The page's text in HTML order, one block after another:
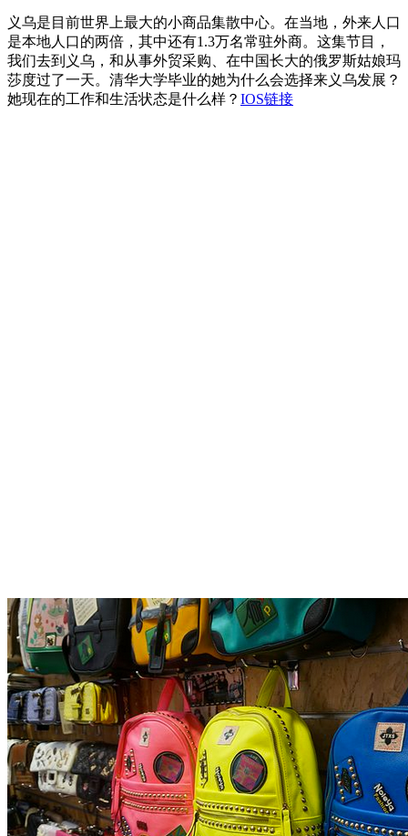
义乌是目前世界上最大的小商品集散中心。在当地，外来人口
是本地人口的两倍，其中还有1.3万名常驻外商。这集节目，
我们去到义乌，和从事外贸采购、在中国长大的俄罗斯姑娘玛
莎度过了一天。清华大学毕业的她为什么会选择来义乌发展？
她现在的工作和生活状态是什么样？ IOS链接